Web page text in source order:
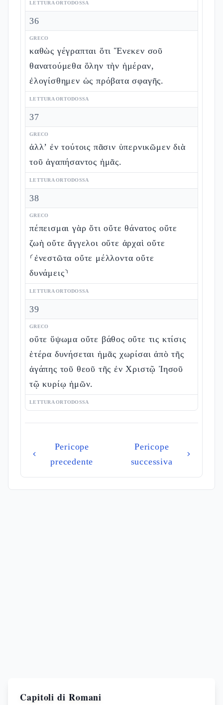
LETTURA ORTODOSSA
36
GRECO
καθὼς γέγραπται ὅτι Ἕνεκεν σοῦ
θανατούμεθα ὅλην τὴν ἡμέραν,
ἐλογίσθημεν ὡς πρόβατα σφαγῆς.
LETTURA ORTODOSSA
37
GRECO
ἀλλ’ ἐν τούτοις πᾶσιν ὑπερνικῶμεν διὰ
τοῦ ἀγαπήσαντος ἡμᾶς.
LETTURA ORTODOSSA
38
GRECO
πέπεισμαι γὰρ ὅτι οὔτε θάνατος οὔτε
ζωὴ οὔτε ἄγγελοι οὔτε ἀρχαὶ οὔτε
⸂ἐνεστῶτα οὔτε μέλλοντα οὔτε
δυνάμεις⸃
LETTURA ORTODOSSA
39
GRECO
οὔτε ὕψωμα οὔτε βάθος οὔτε τις κτίσις
ἑτέρα δυνήσεται ἡμᾶς χωρίσαι ἀπὸ τῆς
ἀγάπης τοῦ θεοῦ τῆς ἐν Χριστῷ Ἰησοῦ
τῷ κυρίῳ ἡμῶν.
LETTURA ORTODOSSA
Pericope
precedente
Pericope
successiva
Capitoli di Romani